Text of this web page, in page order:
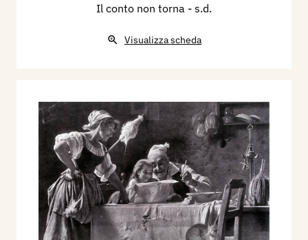
Il conto non torna - s.d.
Visualizza scheda